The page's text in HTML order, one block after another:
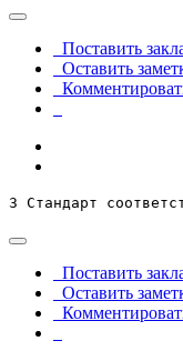
Поставить
Оставить
3 Стандарт
Поставить
Оставить